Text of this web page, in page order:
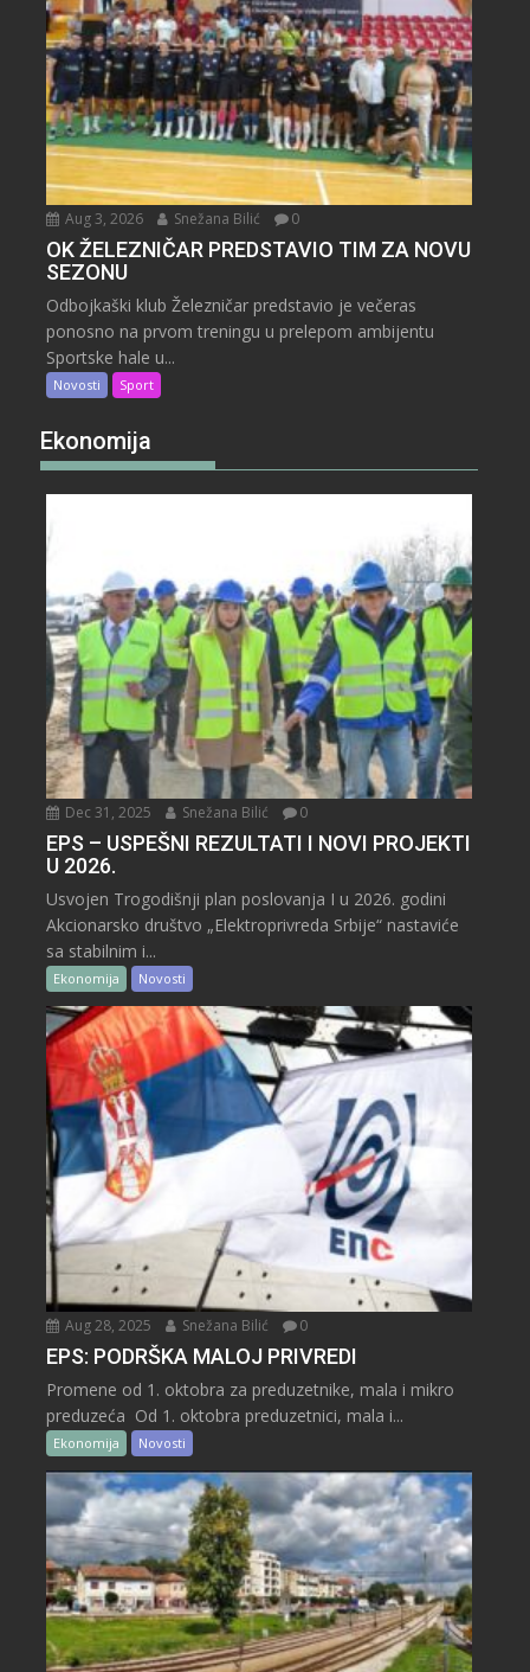
Aug 3, 2026 Snežana Bilić 0
OK ŽELEZNIČAR PREDSTAVIO TIM ZA NOVU
SEZONU
Odbojkaški klub Železničar predstavio je večeras
ponosno na prvom treningu u prelepom ambijentu
Sportske hale u...
Novosti Sport
Ekonomija
Dec 31, 2025 Snežana Bilić 0
EPS – USPEŠNI REZULTATI I NOVI PROJEKTI
U 2026.
Usvojen Trogodišnji plan poslovanja I u 2026. godini
Akcionarsko društvo „Elektroprivreda Srbije“ nastaviće
sa stabilnim i...
Ekonomija Novosti
Aug 28, 2025 Snežana Bilić 0
EPS: PODRŠKA MALOJ PRIVREDI
Promene od 1. oktobra za preduzetnike, mala i mikro
preduzeća Od 1. oktobra preduzetnici, mala i...
Ekonomija Novosti